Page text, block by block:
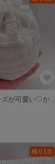
レースとビーズが可愛い♡かぎ針編み巾着
残り1点